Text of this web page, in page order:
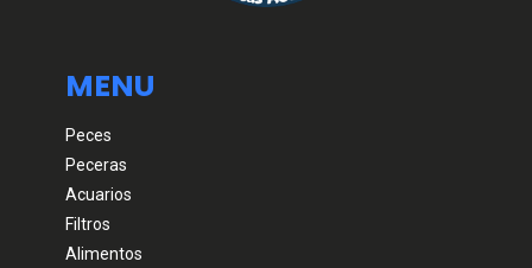
MENU
Peces
Peceras
Acuarios
Filtros
Alimentos